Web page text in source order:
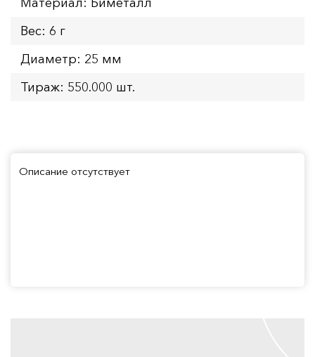
Вес: 6 г
Диаметр: 25 мм
Тираж: 550.000 шт.
Описание отсутствует